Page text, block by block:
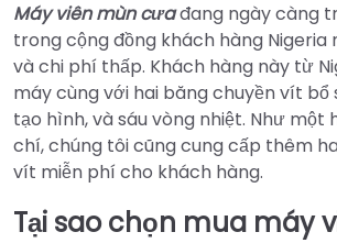
Máy viên mùn cưađang ngày càng
trong cộng đồng khách hàng Nigeria
và chi phí thấp. Khách hàng này từ
máy cùng với hai băng chuyền vít bổ
tạo hình, và sáu vòng nhiệt. Như một
chí, chúng tôi cũng cung cấp thêm
vít miễn phí cho khách hàng.
Tại sao chọn mua máy